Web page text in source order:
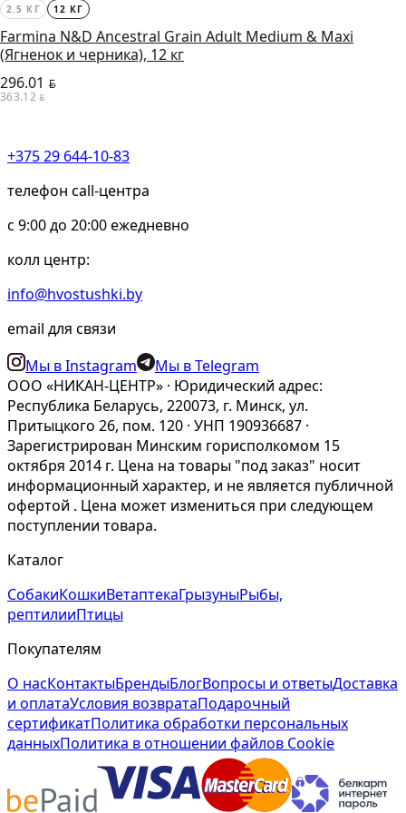
2.5 КГ 12 КГ
Farmina N&D Ancestral Grain Adult Medium & Maxi
(Ягненок и черника), 12 кг
296.01 BYN
363.12 BYN
+375 29 644-10-83
телефон call-центра
c 9:00 до 20:00 ежедневно
колл центр:
info@hvostushki.by
email для связи
Мы в Instagram
Мы в Telegram
ООО «НИКАН-ЦЕНТР» · Юридический адрес:
Республика Беларусь, 220073, г. Минск, ул.
Притыцкого 26, пом. 120 · УНП 190936687 ·
Зарегистрирован Минским горисполкомом 15
октября 2014 г. Цена на товары "под заказ" носит
информационный характер, и не является публичной
офертой . Цена может измениться при следующем
поступлении товара.
Каталог
СобакиКошкиВетаптекаГрызуныРыбы,
рептилииПтицы
Покупателям
О насКонтактыБрендыБлогВопросы и ответыДоставка
и оплатаУсловия возвратаПодарочный
сертификатПолитика обработки персональных
данныхПолитика в отношении файлов Cookie